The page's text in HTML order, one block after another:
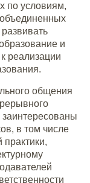
по условиям,
и
реализации
общения
заинтересованы
в том числе
практики,